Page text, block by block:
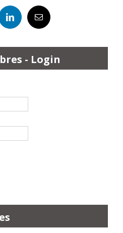
- Login